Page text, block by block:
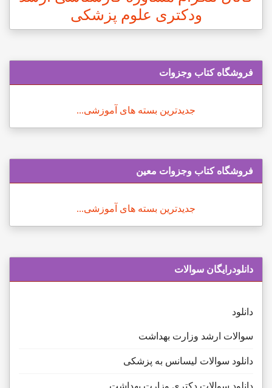
ودکتری علوم پزشکی
فروشگاه کتاب وجزوات
جدیدترین بسته های آموزشی...
فروشگاه کتاب وجزوات معین
جدیدترین بسته های آموزشی...
دانلودرایگان سوالات
دانلود
سوالات ارشد وزارت بهداشت
دانلود سوالات لیسانس به پزشکی
دانلود سوالات دکتری وزارت بهداشت